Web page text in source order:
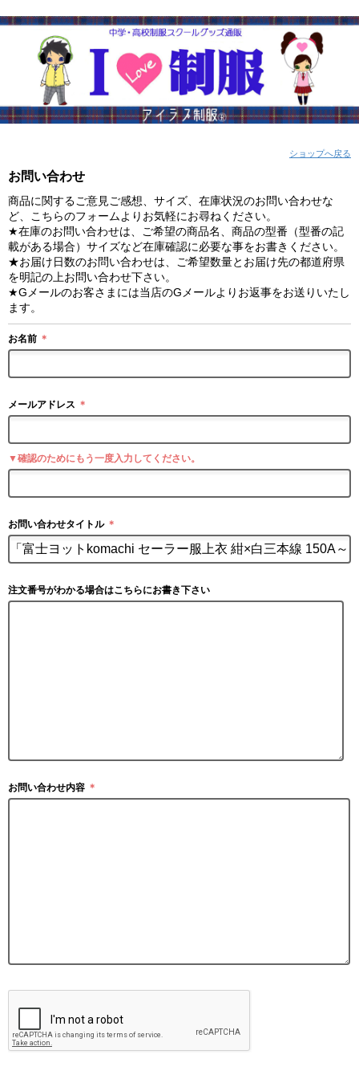
ショップへ戻る
お問い合わせ
商品に関するご意見ご感想、サイズ、在庫状況のお問い合わせな
ど、こちらのフォームよりお気軽にお尋ねください。
★在庫のお問い合わせは、ご希望の商品名、商品の型番（型番の記
載がある場合）サイズなど在庫確認に必要な事をお書きください。
★お届け日数のお問い合わせは、ご希望数量とお届け先の都道府県
を明記の上お問い合わせ下さい。
★Gメールのお客さまには当店のGメールよりお返事をお送りいたし
ます。
お名前 ＊
メールアドレス ＊
▼確認のためにもう一度入力してください。
お問い合わせタイトル ＊
注文番号がわかる場合はこちらにお書き下さい
お問い合わせ内容 ＊